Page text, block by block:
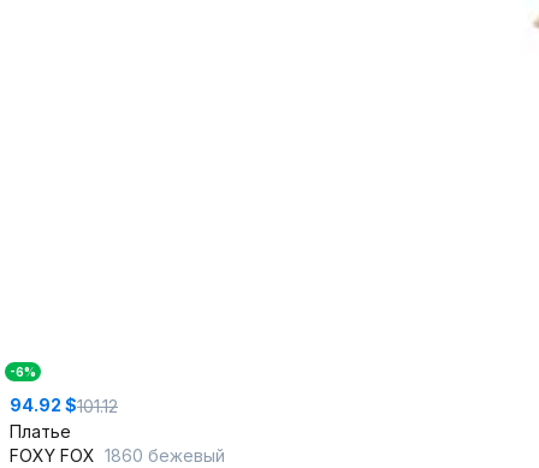
-6%
94.92 $101.12
Платье
FOXY FOX 1860 бежевый